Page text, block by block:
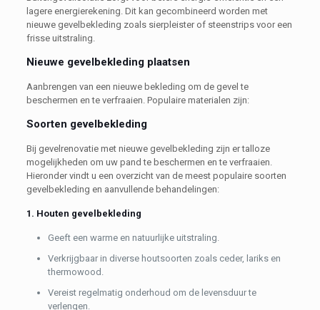
lagere energierekening. Dit kan gecombineerd worden met
nieuwe gevelbekleding zoals sierpleister of steenstrips voor een
frisse uitstraling.
Nieuwe gevelbekleding plaatsen
Aanbrengen van een nieuwe bekleding om de gevel te
beschermen en te verfraaien. Populaire materialen zijn:
Soorten gevelbekleding
Bij gevelrenovatie met nieuwe gevelbekleding zijn er talloze
mogelijkheden om uw pand te beschermen en te verfraaien.
Hieronder vindt u een overzicht van de meest populaire soorten
gevelbekleding en aanvullende behandelingen:
1. Houten gevelbekleding
Geeft een warme en natuurlijke uitstraling.
Verkrijgbaar in diverse houtsoorten zoals ceder, lariks en
thermowood.
Vereist regelmatig onderhoud om de levensduur te
verlengen.